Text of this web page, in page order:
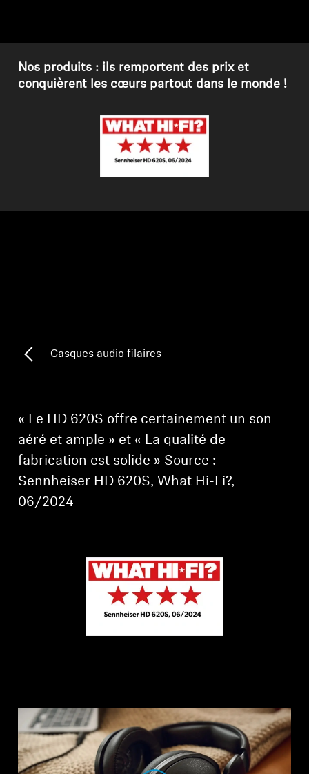
Audition
Audition par catégorie
Casques audio pour TV
Découvrez AMBEO
Explorer
À propos de nous
Nos produits : ils remportent des prix et
conquièrent les cœurs partout dans le monde !
Casques audio filaires
« Le HD 620S offre certainement un son
aéré et ample » et « La qualité de
fabrication est solide » Source :
Sennheiser HD 620S, What Hi-Fi?,
06/2024